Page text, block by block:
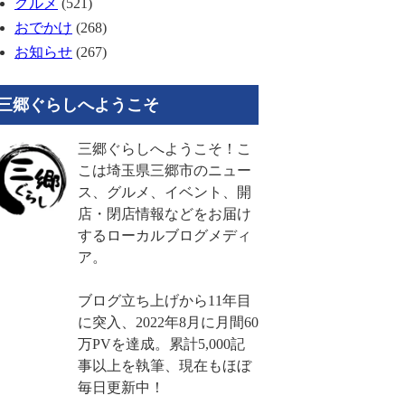
グルメ (521)
おでかけ (268)
お知らせ (267)
郷ぐらしへようこそ
三郷ぐらしへようこそ！こ
こは埼玉県三郷市のニュー
ス、グルメ、イベント、開
店・閉店情報などをお届け
するローカルブログメディ
ア。
ブログ立ち上げから11年目
に突入、2022年8月に月間60
万PVを達成。累計5,000記
事以上を執筆、現在もほぼ
毎日更新中！